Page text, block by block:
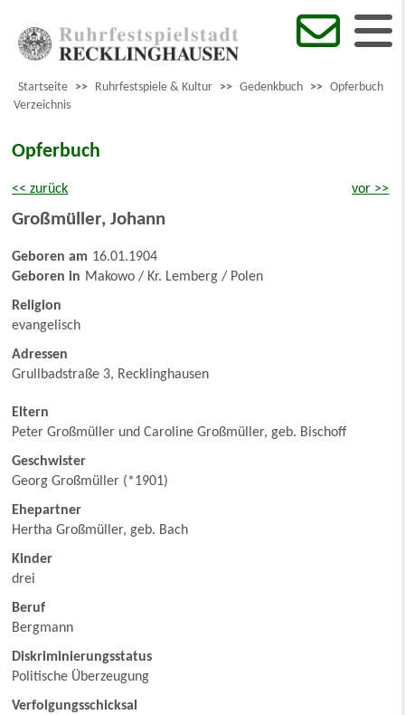
Startseite >> Ruhrfestspiele & Kultur >> Gedenkbuch >> Opferbuch
Verzeichnis
Opferbuch
<< zurück vor >>
Großmüller, Johann
Geboren am 16.01.1904
Geboren in Makowo / Kr. Lemberg / Polen
Religion
evangelisch
Adressen
Grullbadstraße 3, Recklinghausen
Eltern
Peter Großmüller und Caroline Großmüller, geb. Bischoff
Geschwister
Georg Großmüller (*1901)
Ehepartner
Hertha Großmüller, geb. Bach
Kinder
drei
Beruf
Bergmann
Diskriminierungsstatus
Politische Überzeugung
Verfolgungsschicksal